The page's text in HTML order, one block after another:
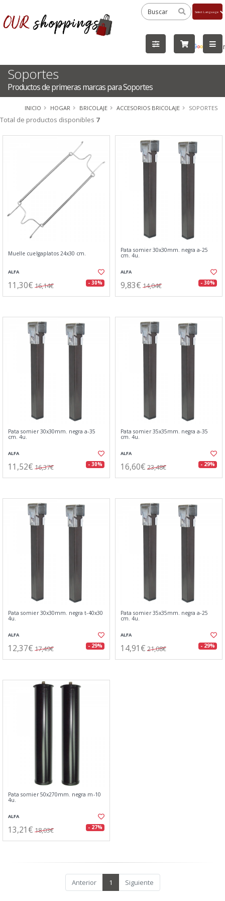
by
Soportes
Productos de primeras marcas para Soportes
INICIO HOGAR BRICOLAJE ACCESORIOS BRICOLAJE SOPORTES
Total de productos disponibles 7
Muelle cuelgaplatos 24x30 cm.
ALFA
11,30€ 16,14€ - 30%
Pata somier 30x30mm. negra a-25
cm. 4u.
ALFA
9,83€ 14,04€ - 30%
Pata somier 30x30mm. negra a-35
cm. 4u.
ALFA
11,52€ 16,37€ - 30%
Pata somier 35x35mm. negra a-35
cm. 4u.
ALFA
16,60€ 23,48€ - 29%
Pata somier 30x30mm. negra t-40x30
4u.
ALFA
12,37€ 17,49€ - 29%
Pata somier 35x35mm. negra a-25
cm. 4u.
ALFA
14,91€ 21,08€ - 29%
Pata somier 50x270mm. negra m-10
4u.
ALFA
13,21€ 18,03€ - 27%
Anterior 1 Siguiente